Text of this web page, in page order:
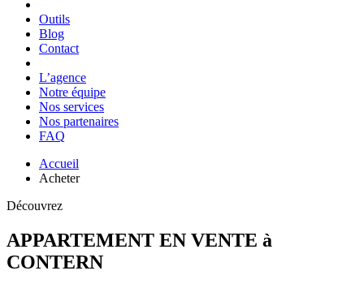
Outils
Blog
Contact
L’agence
Notre équipe
Nos services
Nos partenaires
FAQ
Accueil
Acheter
Découvrez
APPARTEMENT EN VENTE à
CONTERN